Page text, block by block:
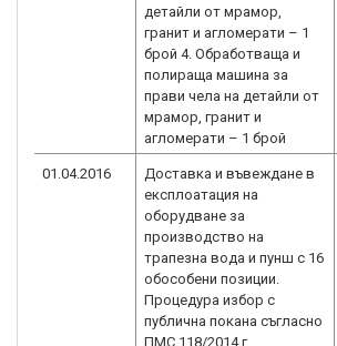
детайли от мрамор,
гранит и агломерати – 1
брой 4. Обработваща и
полираща машина за
прави чела на детайли от
мрамор, гранит и
агломерати – 1 брой
01.04.2016
Доставка и въвеждане в
експлоатация на
оборудване за
производство на
трапезна вода и пунш с 16
обособени позиции.
Процедура избор с
публична покана съгласно
ПМС 118/2014 г.